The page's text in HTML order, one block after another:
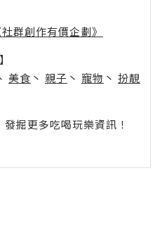
群創作有價企劃》
美食 丶 親子 丶 寵物 丶 扮靚
掘更多吃喝玩樂資訊！